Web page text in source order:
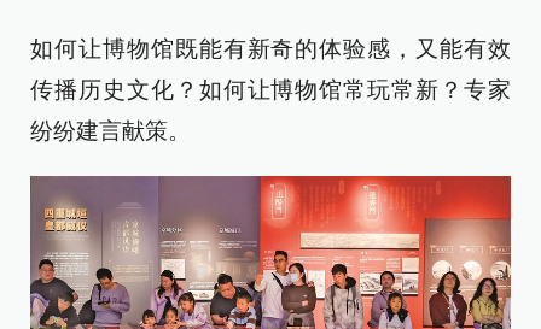
如何让博物馆既能有新奇的体验感，又能有效
传播历史文化？如何让博物馆常玩常新？专家
纷纷建言献策。